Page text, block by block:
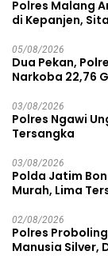
Polres Malang
di Kepanjen,
05/08/2026
Dua Pekan,
Narkoba 22,76
03/08/2026
Polres Ngawi
Tersangka
03/08/2026
Polda Jatim
Murah, Lima
02/08/2026
Polres
Manusia Silver,